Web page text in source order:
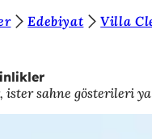
Edebiyat
Villa
sahne gösterileri